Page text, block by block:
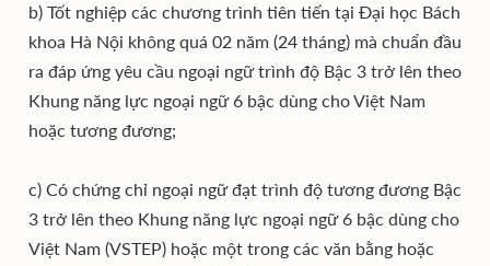
b) Tốt nghiệp các chương trình tiên tiến tại Đại học Bách
khoa Hà Nội không quá 02 năm (24 tháng) mà chuẩn đầu
ra đáp ứng yêu cầu ngoại ngữ trình độ Bậc 3 trở lên theo
Khung năng lực ngoại ngữ 6 bậc dùng cho Việt Nam
hoặc tương đương;
c) Có chứng chỉ ngoại ngữ đạt trình độ tương đương Bậc
3 trở lên theo Khung năng lực ngoại ngữ 6 bậc dùng cho
Việt Nam (VSTEP) hoặc một trong các văn bằng hoặc